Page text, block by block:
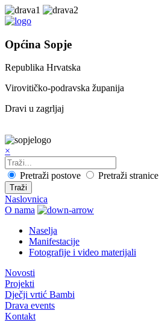
Općina Sopje
Republika Hrvatska
Virovitičko-podravska županija
Dravi u zagrljaj
×
Pretraži postove Pretraži stranice
Traži
Naslovnica
O nama
Naselja
Manifestacije
Fotografije i video materijali
Novosti
Projekti
Dječji vrtić Bambi
Drava events
Kontakt